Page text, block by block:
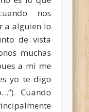
nos
a alguien lo
de vista
muchas
a mi me
yo te digo
Cuando